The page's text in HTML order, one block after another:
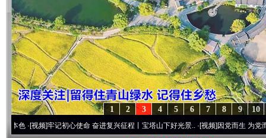
10
9
8
7
6
5
4
3
2
1
牢记初心使命 奋进复兴征程丨宝塔山下好光景..·[视频]因党而生 为党而战——百